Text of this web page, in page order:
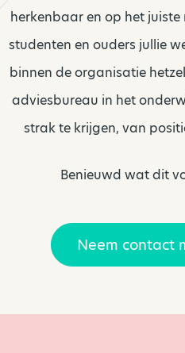
herkenbaar en op het juiste
studenten en ouders jullie
binnen de organisatie
adviesbureau in het
strak te krijgen, van
Benieuwd wat dit
Neem contact